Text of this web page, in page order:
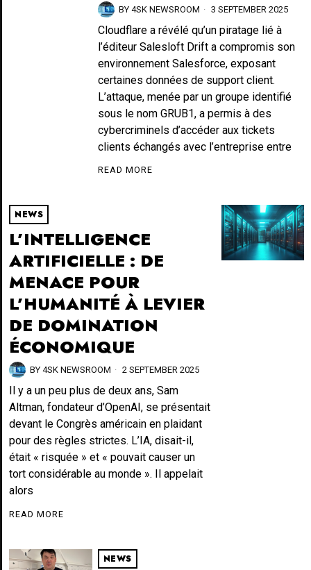
BY 4SK NEWSROOM 3 SEPTEMBER 2025
Cloudflare a révélé qu’un piratage lié à
l’éditeur Salesloft Drift a compromis son
environnement Salesforce, exposant
certaines données de support client.
L’attaque, menée par un groupe identifié
sous le nom GRUB1, a permis à des
cybercriminels d’accéder aux tickets
clients échangés avec l’entreprise entre
READ MORE
NEWS
L’INTELLIGENCE
ARTIFICIELLE : DE
MENACE POUR
L’HUMANITÉ À LEVIER
DE DOMINATION
ÉCONOMIQUE
BY 4SK NEWSROOM 2 SEPTEMBER 2025
Il y a un peu plus de deux ans, Sam
Altman, fondateur d’OpenAI, se présentait
devant le Congrès américain en plaidant
pour des règles strictes. L’IA, disait-il,
était « risquée » et « pouvait causer un
tort considérable au monde ». Il appelait
alors
READ MORE
NEWS